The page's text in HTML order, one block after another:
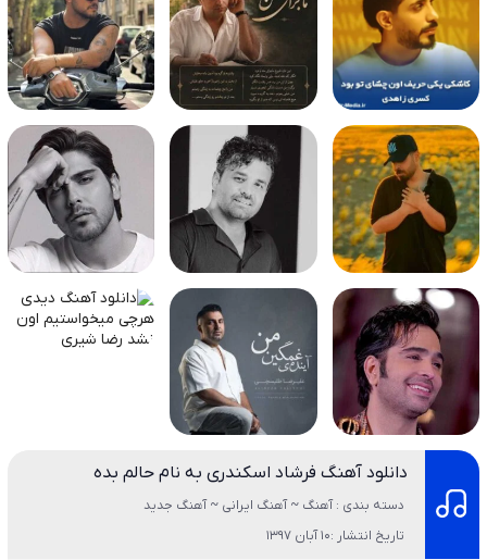
دانلود آهنگ فرشاد اسکندری به نام حالم بده
دسته بندی : آهنگ ~ آهنگ ایرانی ~ آهنگ جدید
تاریخ انتشار :10 آبان 1397